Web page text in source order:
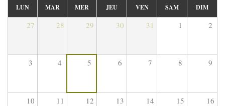
LUN MAR MER JEU VEN SAM DIM
27 28 29 30 31 1 2
3 4 5 6 7 8 9
10 11 12 13 14 15 16